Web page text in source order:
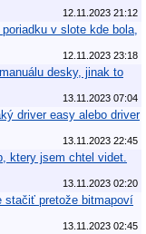
12.11.2023 21:12
v slote kde bola,
12.11.2023 23:18
desky, jinak to
13.11.2023 07:04
driver easy alebo driver
13.11.2023 22:45
ktery jsem chtel videt.
13.11.2023 02:20
stačiť pretože bitmapoví
13.11.2023 02:45